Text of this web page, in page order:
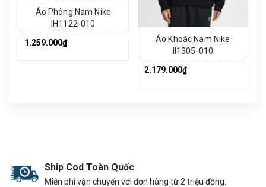
Áo Phông Nam Nike
IH1122-010
1.259.000₫
Áo Khoác Nam Nike
II1305-010
2.179.000₫
Ship Cod Toàn Quốc
Miễn phí vận chuyển với đơn hàng từ 2 triệu đồng.